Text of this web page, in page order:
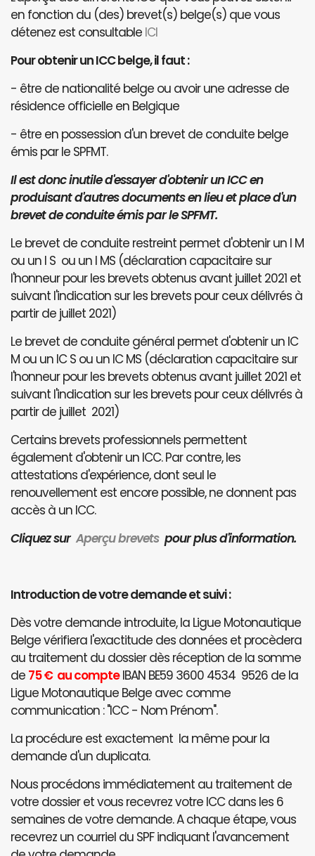
en fonction du (des) brevet(s) belge(s) que vous
détenez est consultable ICI
Pour obtenir un ICC belge, il faut :
- être de nationalité belge ou avoir une adresse de
résidence officielle en Belgique
- être en possession d'un brevet de conduite belge
émis par le SPFMT.
Il est donc inutile d'essayer d'obtenir un ICC en
produisant d'autres documents en lieu et place d'un
brevet de conduite émis par le SPFMT.
Le brevet de conduite restreint permet d'obtenir un I M
ou un I S ou un I MS (déclaration capacitaire sur
l'honneur pour les brevets obtenus avant juillet 2021 et
suivant l'indication sur les brevets pour ceux délivrés à
partir de juillet 2021)
Le brevet de conduite général permet d'obtenir un IC
M ou un IC S ou un IC MS (déclaration capacitaire sur
l'honneur pour les brevets obtenus avant juillet 2021 et
suivant l'indication sur les brevets pour ceux délivrés à
partir de juillet 2021)
Certains brevets professionnels permettent
également d'obtenir un ICC. Par contre, les
attestations d'expérience, dont seul le
renouvellement est encore possible, ne donnent pas
accès à un ICC.
Cliquez surAperçu brevets pour plus d'information.
Introduction de votre demande et suivi :
Dès votre demande introduite, la Ligue Motonautique
Belge vérifiera l'exactitude des données et procèdera
au traitement du dossier dès réception de la somme
de 75 € au compteIBAN BE59 3600 4534 9526 de la
Ligue Motonautique Belge avec comme
communication : "ICC - Nom Prénom".
La procédure est exactement la même pour la
demande d'un duplicata.
Nous procédons immédiatement au traitement de
votre dossier et vous recevrez votre ICC dans les 6
semaines de votre demande. A chaque étape, vous
recevrez un courriel du SPF indiquant l'avancement